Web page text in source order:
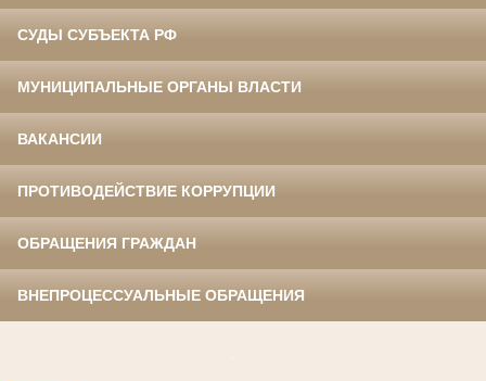
СУДЫ СУБЪЕКТА РФ
МУНИЦИПАЛЬНЫЕ ОРГАНЫ ВЛАСТИ
ВАКАНСИИ
ПРОТИВОДЕЙСТВИЕ КОРРУПЦИИ
ОБРАЩЕНИЯ ГРАЖДАН
ВНЕПРОЦЕССУАЛЬНЫЕ ОБРАЩЕНИЯ